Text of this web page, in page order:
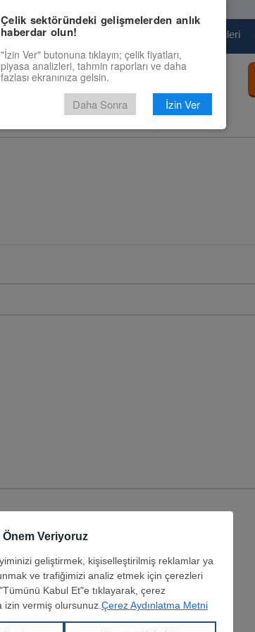
Pazaryeri Fiyat Tahminleri
Çelik sektöründeki gelişmelerden anlık
haberdar olun!
"İzin Ver" butonuna tıklayın; çelik fiyatları,
piyasa analizleri, tahmin raporları ve daha
fazlası ekranınıza gelsin.
Daha Sonra İzin Ver